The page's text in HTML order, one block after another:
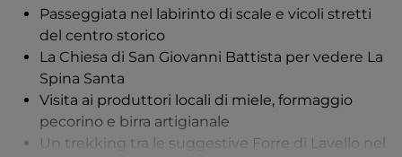
Cerreto Sannita, ma se volete esplorare i dintorni
della città della ceramica vi consiglio di noleggiare
un'auto.
Passeggiata nel labirinto di scale e vicoli stretti
del centro storico
La Chiesa di San Giovanni Battista per vedere La
Spina Santa
Visita ai produttori locali di miele, formaggio
pecorino e birra artigianale
Un trekking tra le suggestive Forre di Lavello nel